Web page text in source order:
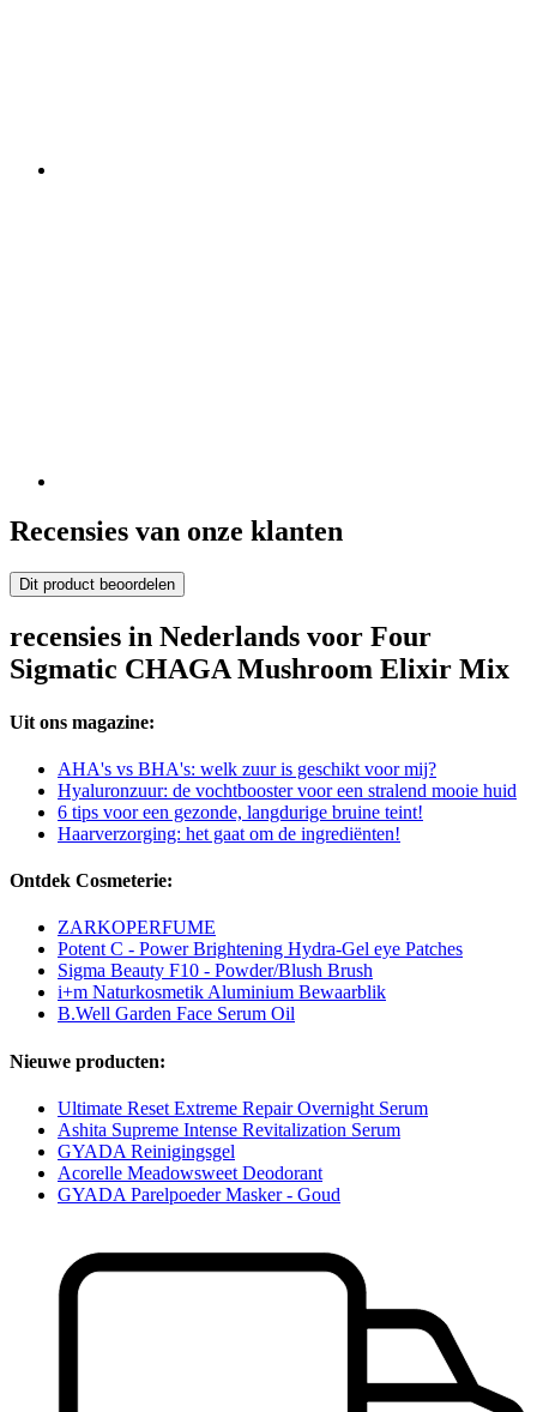
Recensies van onze klanten
Dit product beoordelen
recensies in Nederlands voor Four
Sigmatic CHAGA Mushroom Elixir Mix
Uit ons magazine:
AHA's vs BHA's: welk zuur is geschikt voor mij?
Hyaluronzuur: de vochtbooster voor een stralend mooie huid
6 tips voor een gezonde, langdurige bruine teint!
Haarverzorging: het gaat om de ingrediënten!
Ontdek Cosmeterie:
ZARKOPERFUME
Potent C - Power Brightening Hydra-Gel eye Patches
Sigma Beauty F10 - Powder/Blush Brush
i+m Naturkosmetik Aluminium Bewaarblik
B.Well Garden Face Serum Oil
Nieuwe producten:
Ultimate Reset Extreme Repair Overnight Serum
Ashita Supreme Intense Revitalization Serum
GYADA Reinigingsgel
Acorelle Meadowsweet Deodorant
GYADA Parelpoeder Masker - Goud